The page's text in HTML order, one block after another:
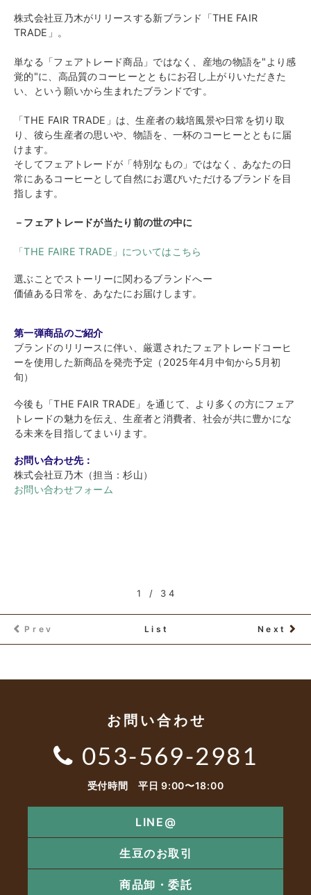
株式会社豆乃木がリリースする新ブランド「THE FAIR
TRADE」。
単なる「フェアトレード商品」ではなく、産地の物語を"より感
覚的"に、高品質のコーヒーとともにお召し上がりいただきた
い、という願いから生まれたブランドです。
「THE FAIR TRADE」は、生産者の栽培風景や日常を切り取
り、彼ら生産者の思いや、物語を、一杯のコーヒーとともに届
けます。
そしてフェアトレードが「特別なもの」ではなく、あなたの日
常にあるコーヒーとして自然にお選びいただけるブランドを目
指します。
－フェアトレードが当たり前の世の中に
「THE FAIRE TRADE」についてはこちら
選ぶことでストーリーに関わるブランドへー
価値ある日常を、あなたにお届けします。
第一弾商品のご紹介
ブランドのリリースに伴い、厳選されたフェアトレードコーヒ
ーを使用した新商品を発売予定（2025年4月中旬から5月初
旬）
今後も「THE FAIR TRADE」を通じて、より多くの方にフェア
トレードの魅力を伝え、生産者と消費者、社会が共に豊かにな
る未来を目指してまいります。
お問い合わせ先：
株式会社豆乃木（担当：杉山）
お問い合わせフォーム
1 / 34
Prev List Next
お問い合わせ
053-569-2981
受付時間 平日 9:00〜18:00
LINE@
生豆のお取引
商品卸・委託